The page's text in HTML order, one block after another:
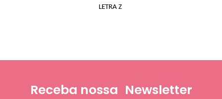
LETRA Z
Receba nossa Newsletter